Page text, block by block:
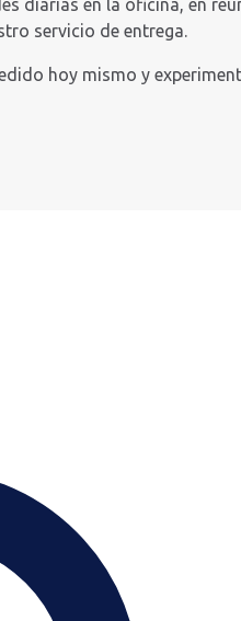
diarias en la oficina, en
servicio de entrega.
hoy mismo y